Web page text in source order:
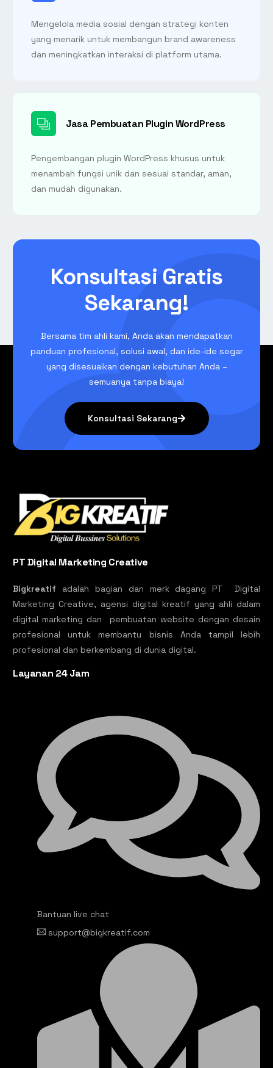
Mengelola media sosial dengan strategi konten
yang menarik untuk membangun brand awareness
dan meningkatkan interaksi di platform utama.
Jasa Pembuatan Plugin WordPress
Pengembangan plugin WordPress khusus untuk
menambah fungsi unik dan sesuai standar, aman,
dan mudah digunakan.
Konsultasi Gratis
Sekarang!
Bersama tim ahli kami, Anda akan mendapatkan
panduan profesional, solusi awal, dan ide-ide segar
yang disesuaikan dengan kebutuhan Anda –
semuanya tanpa biaya!
Konsultasi Sekarang
PT Digital Marketing Creative
Bigkreatif adalah bagian dan merk dagang PT Digital
Marketing Creative, agensi digital kreatif yang ahli dalam
digital marketing dan pembuatan website dengan desain
profesional untuk membantu bisnis Anda tampil lebih
profesional dan berkembang di dunia digital.
Layanan 24 Jam
Bantuan live chat
support@bigkreatif.com